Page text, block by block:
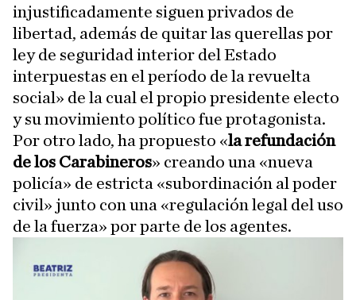
injustificadamente siguen privados de
libertad, además de quitar las querellas por
ley de seguridad interior del Estado
interpuestas en el período de la revuelta
social» de la cual el propio presidente electo
y su movimiento político fue protagonista.
Por otro lado, ha propuesto «la refundación
de los Carabineros» creando una «nueva
policía» de estricta «subordinación al poder
civil» junto con una «regulación legal del uso
de la fuerza» por parte de los agentes.